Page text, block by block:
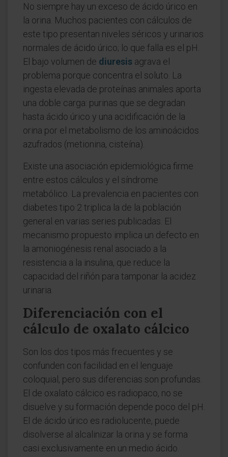
No siempre hay un exceso de ácido úrico en
la orina. Muchos pacientes con cálculos de
este tipo presentan niveles séricos y urinarios
normales de ácido úrico; lo que falla es el pH.
El bajo volumen de diuresis agrava el
problema porque concentra el soluto. La
ingesta elevada de proteínas animales aporta
una doble carga: purinas que se degradan
hasta ácido úrico y una acidificación de la
orina por el metabolismo de los aminoácidos
azufrados (metionina, cisteína).
Existe una asociación epidemiológica firme
entre estos cálculos y el síndrome
metabólico. La prevalencia en pacientes con
diabetes tipo 2 triplica la de la población
general en varias series publicadas. El
mecanismo propuesto implica un defecto en
la amoniogénesis renal asociado a la
resistencia a la insulina, que reduce la
capacidad del riñón para tamponar la acidez
urinaria.
Diferenciación con el
cálculo de oxalato cálcico
Son los dos tipos más frecuentes y se
confunden con facilidad en el lenguaje
coloquial, pero sus diferencias son profundas.
El de oxalato cálcico es radiopaco, no se
disuelve y su formación depende poco del pH.
El de ácido úrico es radiolucente, puede
disolverse al alcalinizar la orina y se forma
casi exclusivamente en un medio ácido.